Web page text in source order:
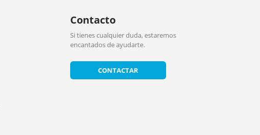
Contacto
Si tienes cualquier duda, estaremos
encantados de ayudarte.
CONTACTAR